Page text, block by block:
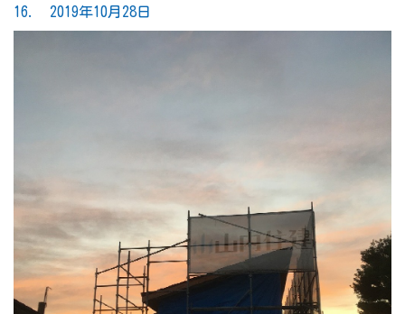
16. 2019年10月28日